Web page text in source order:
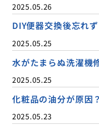
2025.05.26
DIY便器交換後忘れ
2025.05.25
水がたまらぬ洗濯機
2025.05.25
化粧品の油分が原因
2025.05.23